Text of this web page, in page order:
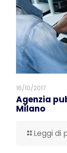
16/10/2017
Agenzia
Milano
Leggi di